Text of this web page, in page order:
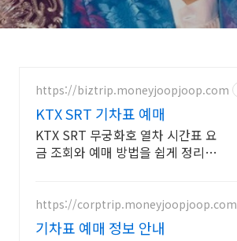
https://biztrip.moneyjoopjoop.com
KTX SRT 기차표 예매
KTX SRT 무궁화호 열차 시간표 요
금 조회와 예매 방법을 쉽게 정리했
https://corptrip.moneyjoopjoop.com
기차표 예매 정보 안내